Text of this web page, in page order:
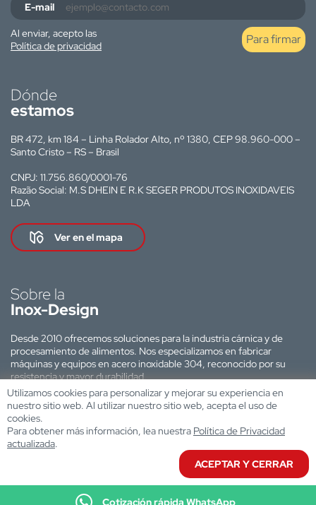
E-mail
Al enviar, acepto las
Política de privacidad
Para firmar
Dónde
estamos
BR 472, km 184 – Linha Rolador Alto, nº 1380, CEP 98.960-000 –
Santo Cristo – RS – Brasil
CNPJ: 11.756.860/0001-76
Razão Social: M.S DHEIN E R.K SEGER PRODUTOS INOXIDAVEIS
LDA
Ver en el mapa
Sobre la
Inox-Design
Desde 2010 ofrecemos soluciones para la industria cárnica y de
procesamiento de alimentos. Nos especializamos en fabricar
máquinas y equipos en acero inoxidable 304, reconocido por su
resistencia y mayor durabilidad.
Sitio web desarrollado por:
Cotización rápida WhatsApp
Utilizamos cookies para personalizar y mejorar su experiencia en
nuestro sitio web. Al utilizar nuestro sitio web, acepta el uso de
cookies.
Para obtener más información, lea nuestra Política de Privacidad
actualizada.
ACEPTAR Y CERRAR